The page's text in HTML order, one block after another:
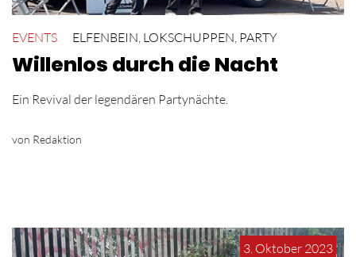
EVENTS ELFENBEIN LOKSCHUPPEN PARTY
Willenlos durch die Nacht
Ein Revival der legendären Partynächte.
von Redaktion
3. Oktober 2023